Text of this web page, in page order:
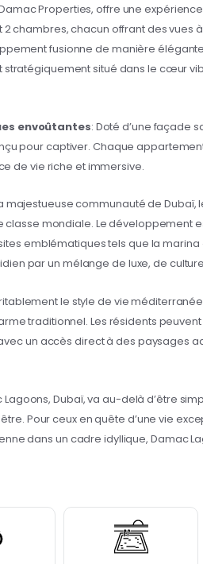
Properties, offre une
chambres, chacun offrant des vues
fusionne de manière
situé dans le cœur
envoûtantes: Doté d’une façade
pour captiver. Chaque
de vie riche et immersive.
majestueuse communauté de Dubaï,
classe mondiale. Le développement
emblématiques tels que la marina
par un mélange de luxe, de
le style de vie
traditionnel. Les résidents
un accès direct à des paysages
Dubaï, va au-delà d’être
Pour ceux en quête d’une vie
dans un cadre idyllique, Damac